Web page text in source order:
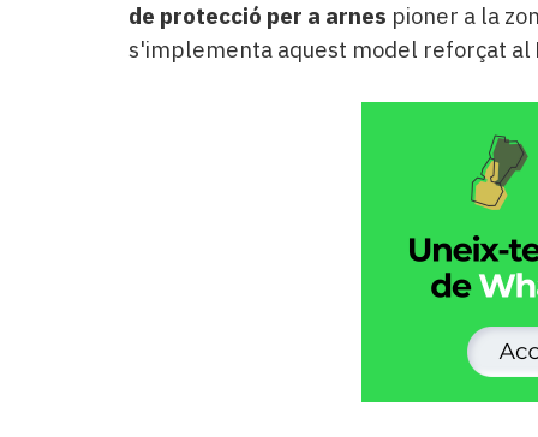
de protecció per a arnes pioner a la
s'implementa aquest model reforçat al